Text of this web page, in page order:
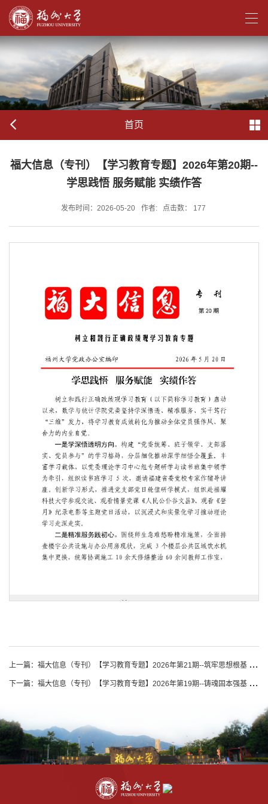
首页
福大信息（专刊）【学习教育专题】2026年第20期--
学思践悟 服务赋能 实绩作答
发布时间：2026-05-20 作者: 点击数： 177
第 1 页
上一篇： 福大信息（专刊）【学习教育专题】2026年第21期--筑牢思想根基 校准行为标尺 交出务实答卷
下一篇： 福大信息（专刊）【学习教育专题】2026年第19期--铸魂固本强基 查改贯通破题 笃行践责赋能